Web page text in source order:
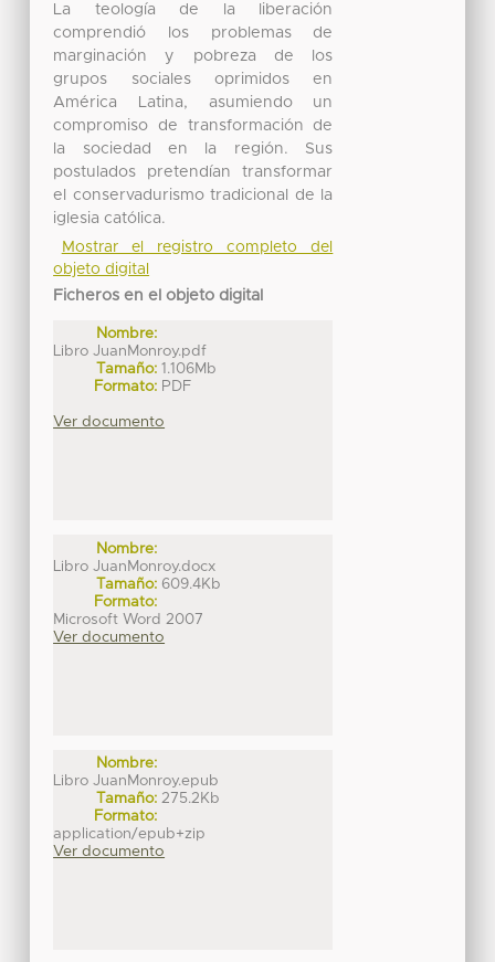
La teología de la liberación
comprendió los problemas de
marginación y pobreza de los
grupos sociales oprimidos en
América Latina, asumiendo un
compromiso de transformación de
la sociedad en la región. Sus
postulados pretendían transformar
el conservadurismo tradicional de la
iglesia católica.
Mostrar el registro completo del
objeto digital
Ficheros en el objeto digital
Nombre:
Libro JuanMonroy.pdf
Tamaño: 1.106Mb
Formato: PDF
Ver documento
Nombre:
Libro JuanMonroy.docx
Tamaño: 609.4Kb
Formato:
Microsoft Word 2007
Ver documento
Nombre:
Libro JuanMonroy.epub
Tamaño: 275.2Kb
Formato:
application/epub+zip
Ver documento